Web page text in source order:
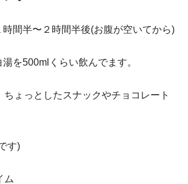
間半〜２時間半後(お腹が空いてから)
を500mlくらい飲んでます。
ちょっとしたスナックやチョコレート
す)
ム